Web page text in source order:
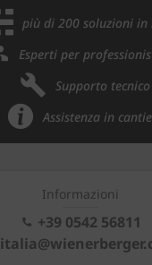
più di 200 soluzioni in
Esperti per
Supporto tecnico
Assistenza in
Informazioni
+39 0542 56811